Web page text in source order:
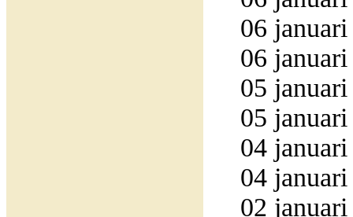
06
06
05
05
04
04
02